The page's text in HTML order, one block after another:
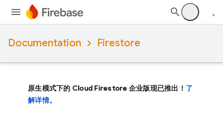
Documentation Firestore
原生模式下的 Cloud Firestore 企业版现已推出！ 了
解详情。